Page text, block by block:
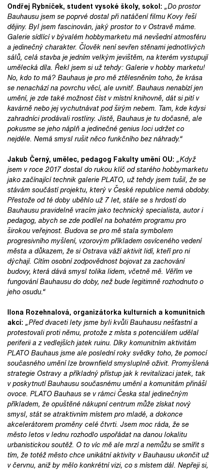
Ondřej Rybníček, student vysoké školy, sokol: „Do prostor
Bauhausu jsem se poprvé dostal při natáčení filmu Kovy řeší
dějiny. Byl jsem fascinován, jaký prostor to v Ostravě máme.
Galerie sídlící v bývalém hobbymarketu má nevšední atmosféru
a jedinečný charakter. Člověk není sevřen stěnami jednotlivých
sálů, celá stavba je jedním velkým jevištěm, na kterém vystupují
umělecká díla. Řekl jsem si už tehdy: Galerie v hobby marketu!
No, kdo to má? Bauhaus je pro mě ztělesněním toho, že krása
se nenachází na povrchu věcí, ale uvnitř. Bauhaus nenabízí jen
umění, je zde také možnost číst v místní knihovně, dát si pití v
kavárně nebo jej vychutnávat pod širým nebem. Tam, kde kdysi
zahradníci prodávali rostliny. Jistě, Bauhaus je tu dočasně, ale
pokusme se jeho náplň a jedinečné genius loci udržet co
nejdéle. Nemá smysl rušit něco funkčního bez náhrady.“
Jakub Černý, umělec, pedagog Fakulty umění OU: „Když
jsem v roce 2017 dostal do rukou klíč od starého hobbymarketu
jako začínající technik galerie PLATO, už tehdy jsem tušil, že se
stávám součástí projektu, který v České republice nemá obdoby.
Přestože od té doby uběhlo už 7 let, stále se s hrdostí do
Bauhausu pravidelně vracím jako technický specialista, autor i
pedagog, abych se zde podílel na bohatém programu pro
širokou veřejnost. Budova se pro mě stala symbolem
progresivního myšlení, vzorovým příkladem osvíceného vedení
města a důkazem, že si Ostrava váží aktivit lidí, kteří pro ni
dýchají. Cítím osobní zodpovědnost bojovat za zachování
budovy, která dává smysl tolika lidem, včetně mě. Věřím ve
fungování Bauhausu do doby, než bude legitimně rozhodnuto o
jeho osudu.“
Ilona Rozehnalová, organizátorka kulturních a komunitních
akcí: „Před dvaceti lety jsme byli kvůli Bauhausu nešťastní a
protestovali proti němu, protože z místa s potenciálem udělal
periferii a z vedlejších jatek ruinu. Díky komunitním aktivitám
PLATO Bauhaus jsme ale poslední roky svědky toho, že pomocí
současného umění lze brownfield smysluplně oživit. Promyšlená
strategie Ostravy a příkladný přístup jak k revitalizaci jatek, tak
v poskytnutí Bauhausu současnému umění a komunitám přináší
ovoce. PLATO Bauhaus se v rámci Česka stal jedinečným
příkladem, že opuštěné nákupní centrum může získat nový
smysl, stát se atraktivním místem pro mladé, a dokonce
akcelerátorem proměny celé čtvrti. Jsem moc ráda, že se
město letos v lednu rozhodlo uspořádat na danou lokalitu
urbanistickou soutěž. O to víc mě ale mrzí a nemůžu se smířit s
tím, že totéž město chce unikátní aktivity v Bauhausu ukončit už
v červnu, aniž by mělo konkrétní vizi, co s místem dál. Nepřeji si,